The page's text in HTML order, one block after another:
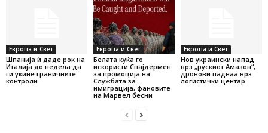
Европа и Свет
Шпанија ѝ даде рок на
Италија до недела да
ги укине граничните
контроли
Европа и Свет
Белата куќа го
искористи Спајдермен
за промоција на
Службата за
имиграција, фановите
на Марвел бесни
Европа и Свет
Нов украински напад
врз „рускиот Амазон“,
дронови паднаа врз
логистички центар